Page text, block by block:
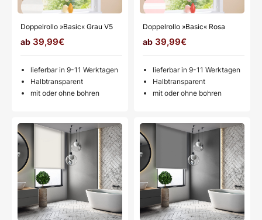
Doppelrollo »Basic« Grau V5
39,99€
lieferbar in 9-11 Werktagen
Halbtransparent
mit oder ohne bohren
Doppelrollo »Basic« Rosa
39,99€
lieferbar in 9-11 Werktagen
Halbtransparent
mit oder ohne bohren